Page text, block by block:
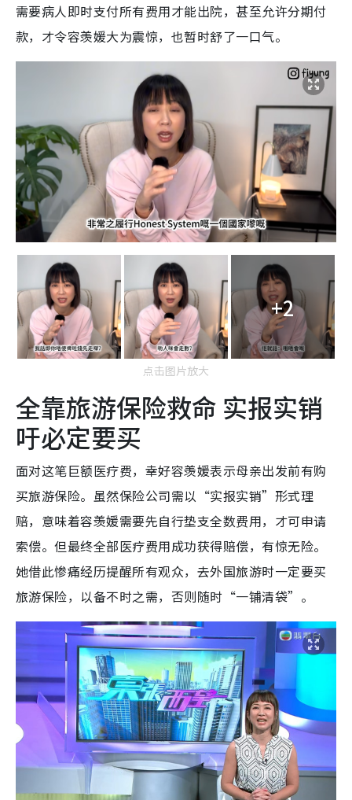
需要病人即时支付所有费用才能出院，甚至允许分期付
款，才令容羡媛大为震惊，也暂时舒了一口气。
+2
点击图片放大
全靠旅游保险救命 实报实销
吁必定要买
面对这笔巨额医疗费，幸好容羡媛表示母亲出发前有购
买旅游保险。虽然保险公司需以“实报实销”形式理
赔，意味着容羡媛需要先自行垫支全数费用，才可申请
索偿。但最终全部医疗费用成功获得赔偿，有惊无险。
她借此惨痛经历提醒所有观众，去外国旅游时一定要买
旅游保险，以备不时之需，否则随时“一铺清袋”。